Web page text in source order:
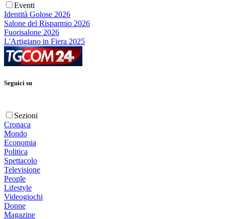
Eventi
Identità Golose 2026
Salone del Risparmio 2026
Fuorisalone 2026
L'Artigiano in Fiera 2025
Seguici su
Sezioni
Cronaca
Mondo
Economia
Politica
Spettacolo
Televisione
People
Lifestyle
Videogiochi
Donne
Magazine